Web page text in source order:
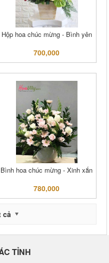
Hộp hoa chúc mừng - Bình yên
700,000
Bình hoa chúc mừng - Xinh xắn
780,000
cả
TỈNH